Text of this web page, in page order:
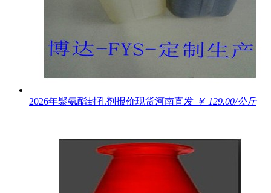
2026年聚氨酯封孔剂报价现货河南直发 ￥ 129.00/公斤